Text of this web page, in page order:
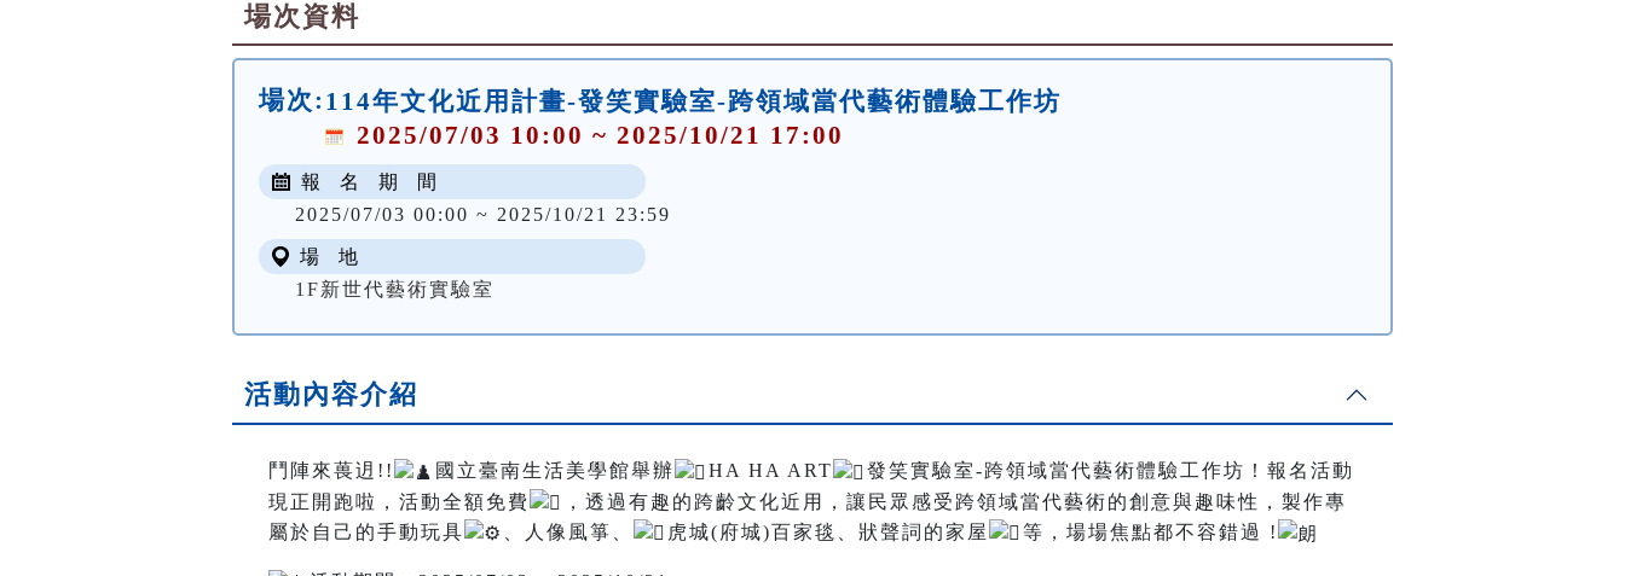
場次資料
場次: 114年文化近用計畫-發笑實驗室-跨領域當代藝術體驗工作坊
2025/07/03 10:00 ~ 2025/10/21 17:00
報 名 期 間
2025/07/03 00:00 ~ 2025/10/21 23:59
場 地
1F新世代藝術實驗室
活動內容介紹
鬥陣來葨迌!! 國立臺南生活美學館舉辦 HA HA ART
發笑實驗室-跨領域當代藝術體驗工作坊！報名活動
現正開跑啦，活動全額免費
，透過有趣的跨齡文化近用，讓民眾感受跨領域當代藝術的創意與趣味性，製作專
屬於自己的手動玩具
、人像風箏、 虎城(府城)百家毯、狀聲詞的家屋 等，場場焦點都不容錯過 !